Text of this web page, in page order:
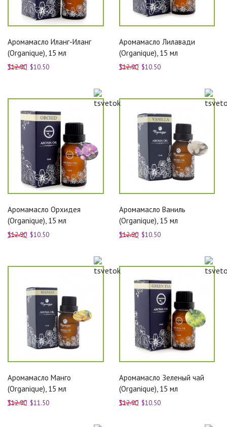
Аромамасло Иланг-Иланг
(Organique), 15 мл
$12.90 $10.50
Аромамасло Лилавади
(Organique), 15 мл
$12.90 $10.50
Аромамасло Орхидея
(Organique), 15 мл
$12.90 $10.50
Аромамасло Ваниль
(Organique), 15 мл
$12.90 $10.50
Аромамасло Манго
(Organique), 15 мл
$12.90 $11.50
Аромамасло Зеленый чай
(Organique), 15 мл
$12.90 $10.50